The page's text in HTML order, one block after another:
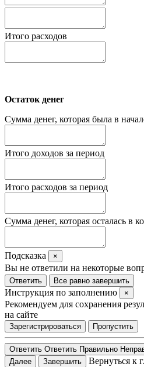
Итого расходов
Остаток денег
Сумма денег, которая была в
Итого доходов за период
Итого расходов за период
Сумма денег, которая осталась в
Подсказка ×
Вы не ответили на некоторые
Ответить
Все равно завершить
Инструкция по заполнению ×
Рекомендуем для сохранения
на сайте
Зарегистрироваться Пропустить
Ответить Ответить Правильно
Далее
Завершить Вернуться к